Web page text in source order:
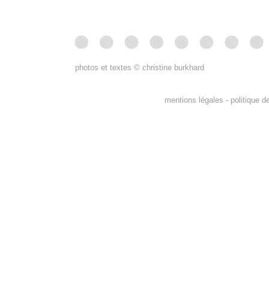
photos et textes © christine burkhard
mentions légales - politique